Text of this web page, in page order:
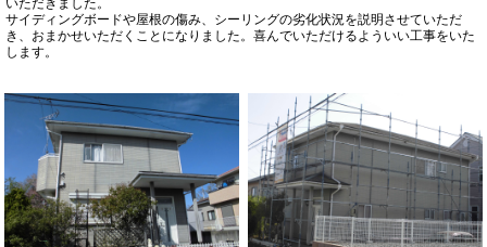
サイディングボードや屋根の傷み、シーリングの劣化状況を説明させていただ
き、おまかせいただくことになりました。喜んでいただけるよういい工事をいた
します。